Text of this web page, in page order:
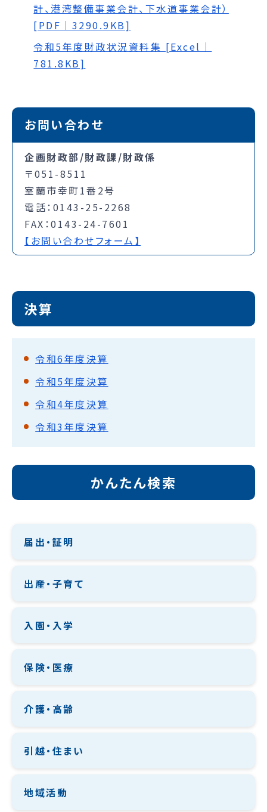
計、港湾整備事業会計、下水道事業会計）
[PDF｜3290.9KB]
令和5年度財政状況資料集 [Excel｜
781.8KB]
お問い合わせ
企画財政部/財政課/財政係
〒051-8511
室蘭市幸町1番2号
電話：0143-25-2268
FAX：0143-24-7601
【お問い合わせフォーム】
決算
令和6年度決算
令和5年度決算
令和4年度決算
令和3年度決算
かんたん検索
届出・証明
出産・子育て
入園・入学
保険・医療
介護・高齢
引越・住まい
地域活動